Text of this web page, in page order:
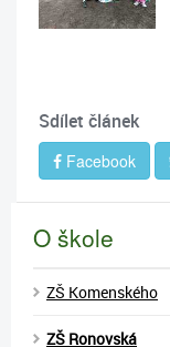
Sdílet článek
Facebook
O škole
ZŠ Komenského
ZŠ Ronovská